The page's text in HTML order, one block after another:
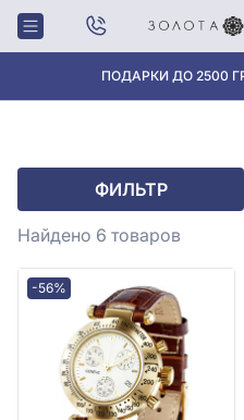
ПОДАРКИ ДО 2500
Главная Часы Часы без
ЧАСЫ
ФИЛЬТР
Найдено 6 товаров
-56%